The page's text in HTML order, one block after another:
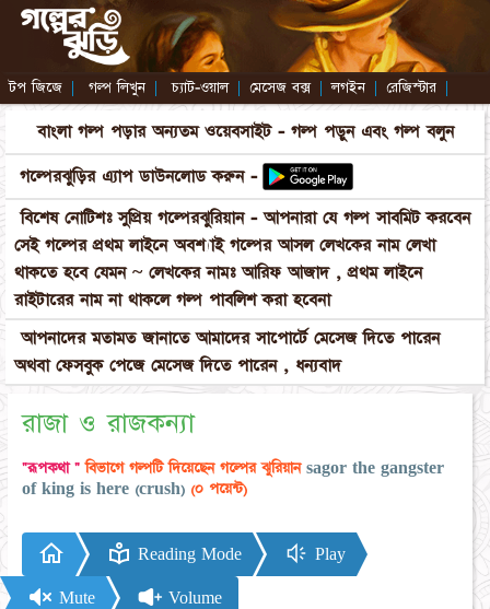
টপ জিজে | গল্প লিখুন | চ্যাট-ওয়াল | মেসেজ বক্স | লগইন | রেজিস্টার |
বাংলা গল্প পড়ার অন্যতম ওয়েবসাইট - গল্প পড়ুন এবং গল্প বলুন
গল্পেরঝুড়ির এ্যাপ ডাউনলোড করুন -
বিশেষ নোটিশঃ সুপ্রিয় গল্পেরঝুরিয়ান - আপনারা যে গল্প সাবমিট করবেন
সেই গল্পের প্রথম লাইনে অবশ্যাই গল্পের আসল লেখকের নাম লেখা
থাকতে হবে যেমন ~ লেখকের নামঃ আরিফ আজাদ , প্রথম লাইনে
রাইটারের নাম না থাকলে গল্প পাবলিশ করা হবেনা
আপনাদের মতামত জানাতে আমাদের সাপোর্টে মেসেজ দিতে পারেন
অথবা ফেসবুক পেজে মেসেজ দিতে পারেন , ধন্যবাদ
রাজা ও রাজকন্যা
"রূপকথা " বিভাগে গল্পটি দিয়েছেন গল্পের ঝুরিয়ান sagor the gangster
of king is here (crush) (০ পয়েন্ট)
Reading Mode Play
Mute Volume